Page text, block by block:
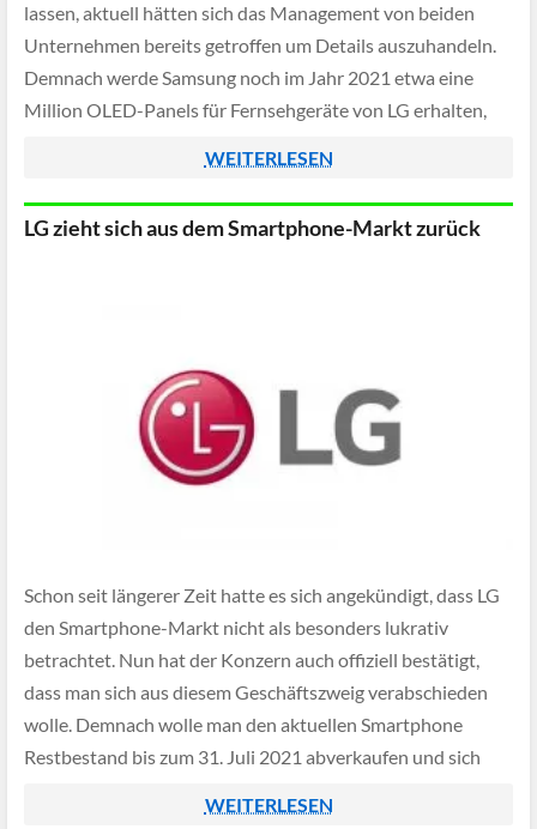
lassen, aktuell hätten sich das Management von beiden
Unternehmen bereits getroffen um Details auszuhandeln.
Demnach werde Samsung noch im Jahr 2021 etwa eine
Million OLED-Panels für Fernsehgeräte von LG erhalten,
WEITERLESEN
LG zieht sich aus dem Smartphone-Markt zurück
Schon seit längerer Zeit hatte es sich angekündigt, dass LG
den Smartphone-Markt nicht als besonders lukrativ
betrachtet. Nun hat der Konzern auch offiziell bestätigt,
dass man sich aus diesem Geschäftszweig verabschieden
wolle. Demnach wolle man den aktuellen Smartphone
Restbestand bis zum 31. Juli 2021 abverkaufen und sich
WEITERLESEN